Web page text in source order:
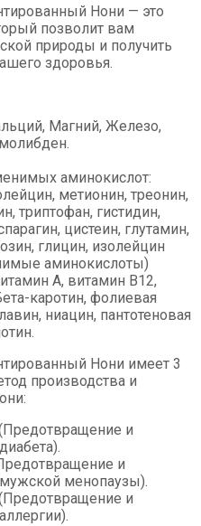
Нони — это
позволит вам
природы и получить
здоровья.
Магний, Железо,
аминокислот:
метионин, треонин,
триптофан, гистидин,
цистеин, глутамин,
глицин, изолейцин
аминокислоты)
А, витамин В12,
каротин, фолиевая
ниацин, пантотеновая
Нони имеет 3
производства и
и
и
менопаузы).
и